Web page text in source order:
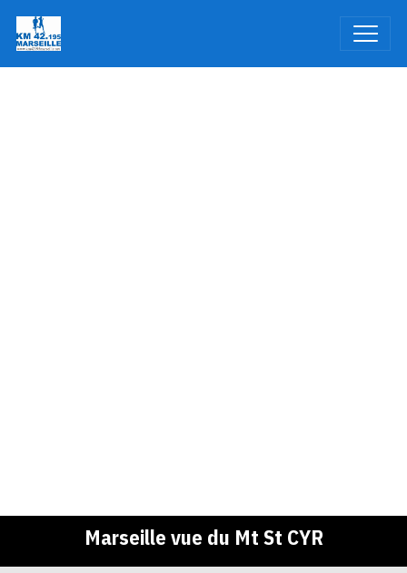
Marseille vue du Mt St CYR